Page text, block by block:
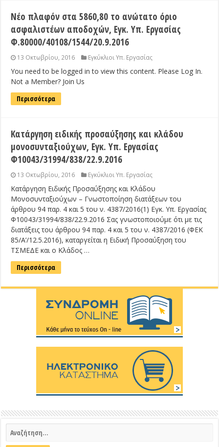
Νέο πλαφόν στα 5860,80 το ανώτατο όριο
ασφαλιστέων αποδοχών, Εγκ. Υπ. Εργασίας
Φ.80000/40108/1544/20.9.2016
13 Οκτωβρίου, 2016 Εγκύκλιοι Υπ. Εργασίας
You need to be logged in to view this content. Please Log In.
Not a Member? Join Us
Περισσότερα
Κατάργηση ειδικής προσαύξησης και κλάδου
μονοσυνταξιούχων, Εγκ. Υπ. Εργασίας
Φ10043/31994/838/22.9.2016
13 Οκτωβρίου, 2016 Εγκύκλιοι Υπ. Εργασίας
Κατάργηση Ειδικής Προσαύξησης και Κλάδου
Μονοσυνταξιούχων – Γνωστοποίηση διατάξεων του
άρθρου 94 παρ. 4 και 5 του ν. 4387/2016(1) Εγκ. Υπ. Εργασίας
Φ10043/31994/838/22.9.2016 Σας γνωστοποιούμε ότι με τις
διατάξεις του άρθρου 94 παρ. 4 και 5 του ν. 4387/2016 (ΦΕΚ
85/Α’/12.5.2016), καταργείται η Ειδική Προσαύξηση του
ΤΣΜΕΔΕ και ο Κλάδος …
Περισσότερα